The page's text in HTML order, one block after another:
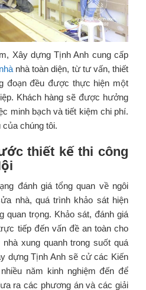
Xây dựng Tịnh Anh cung cấp
nhà toàn diện, từ tư vấn, thiết
đoạn đều được thực hiện một
Khách hàng sẽ được hưởng
minh bạch và tiết kiệm chi phí.
chúng tôi.
thiết kế thi công
đánh giá tổng quan về ngôi
nhà, quá trình khảo sát hiện
quan trọng. Khảo sát, đánh giá
tiếp đến vấn đề an toàn cho
xung quanh trong suốt quá
dựng Tịnh Anh sẽ cử các Kiến
năm kinh nghiệm đến để
ra các phương án và các giải